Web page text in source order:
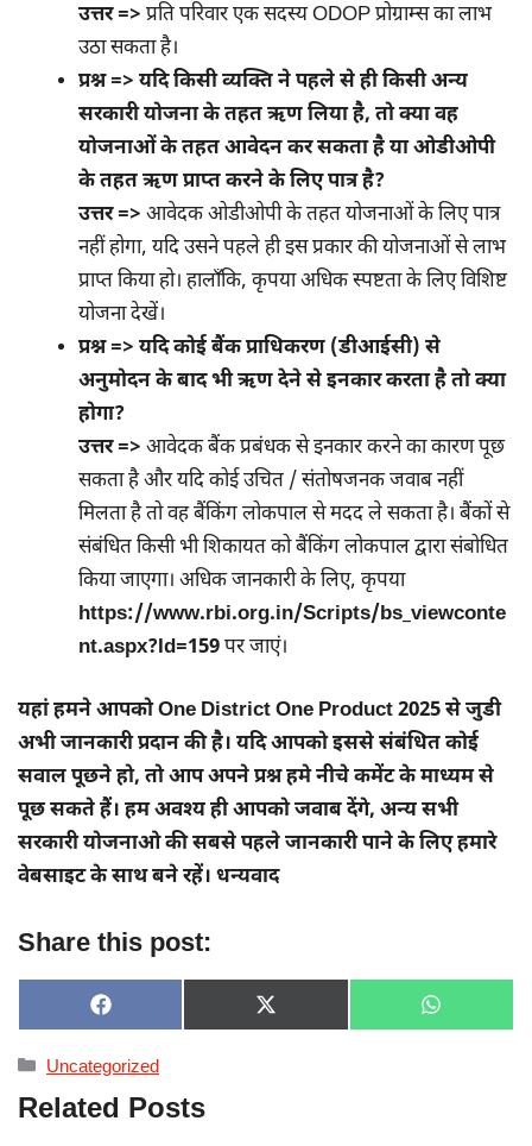
उत्तर => प्रति परिवार एक सदस्य ODOP प्रोग्राम्स का लाभ
उठा सकता है।
प्रश्न => यदि किसी व्यक्ति ने पहले से ही किसी अन्य
सरकारी योजना के तहत ऋण लिया है, तो क्या वह
योजनाओं के तहत आवेदन कर सकता है या ओडीओपी
के तहत ऋण प्राप्त करने के लिए पात्र है?
उत्तर => आवेदक ओडीओपी के तहत योजनाओं के लिए पात्र
नहीं होगा, यदि उसने पहले ही इस प्रकार की योजनाओं से लाभ
प्राप्त किया हो। हालाँकि, कृपया अधिक स्पष्टता के लिए विशिष्ट
योजना देखें।
प्रश्न => यदि कोई बैंक प्राधिकरण (डीआईसी) से
अनुमोदन के बाद भी ऋण देने से इनकार करता है तो क्या
होगा?
उत्तर => आवेदक बैंक प्रबंधक से इनकार करने का कारण पूछ
सकता है और यदि कोई उचित / संतोषजनक जवाब नहीं
मिलता है तो वह बैंकिंग लोकपाल से मदद ले सकता है। बैंकों से
संबंधित किसी भी शिकायत को बैंकिंग लोकपाल द्वारा संबोधित
किया जाएगा। अधिक जानकारी के लिए, कृपया
https://www.rbi.org.in/Scripts/bs_viewconte
nt.aspx?Id=159पर जाएं।
यहां हमने आपको One District One Product 2025 से जुडी
अभी जानकारी प्रदान की है। यदि आपको इससे संबंधित कोई
सवाल पूछने हो, तो आप अपने प्रश्न हमे नीचे कमेंट के माध्यम से
पूछ सकते हैं। हम अवश्य ही आपको जवाब देंगे, अन्य सभी
सरकारी योजनाओ की सबसे पहले जानकारी पाने के लिए हमारे
वेबसाइट के साथ बने रहें। धन्यवाद
Share this post:
SHARE
ON
F
A
E
B
O
SHARE
ON
X
(
SHARE
ON
W
H
Categories
Uncategorized
Related Posts